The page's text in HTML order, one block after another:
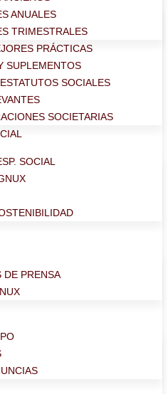
ANUALES
TRIMESTRALES
PRÁCTICAS
SUPLEMENTOS
SOCIALES
SOCIETARIAS
SOCIAL
DE PRENSA